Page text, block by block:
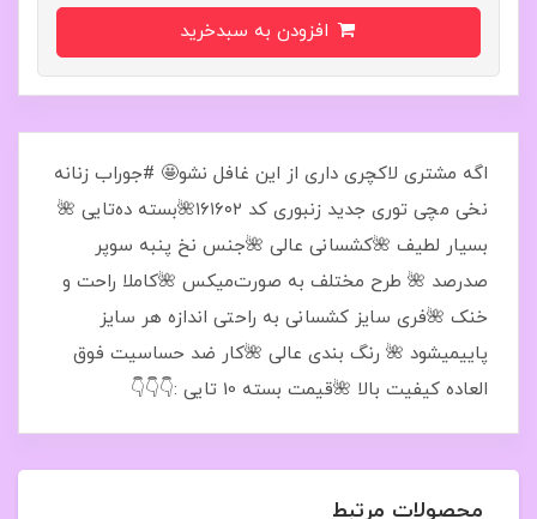
اگه مشتری لاکچری داری از این غافل نشو🤩 #جوراب زنانه
نخی مچی توری جدید زنبوری کد ۱۶۱۶۰۲🌺بسته ده‌تایی 🌺
بسیار لطیف 🌺کشسانی عالی 🌺جنس نخ پنبه سوپر
صدرصد 🌺 طرح مختلف به صورت‌میکس 🌺کاملا راحت و
خنک 🌺فری سایز کشسانی به راحتی اندازه هر سایز
پاییمیشود 🌺 رنگ بندی عالی 🌺کار ضد حساسیت فوق
العاده کیفیت بالا 🌺قیمت بسته 10 تایی :👇👇👇
محصولات مرتبط